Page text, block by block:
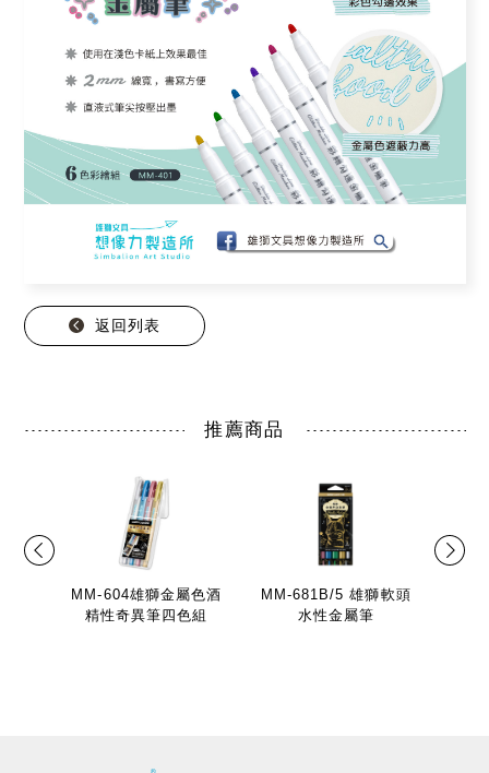
返回列表
推薦商品
MM-604雄獅金屬色酒
精性奇異筆四色組
MM-681B/5 雄獅軟頭
水性金屬筆